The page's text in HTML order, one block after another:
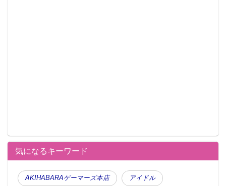
気になるキーワード
AKIHABARAゲーマーズ本店 アイドル